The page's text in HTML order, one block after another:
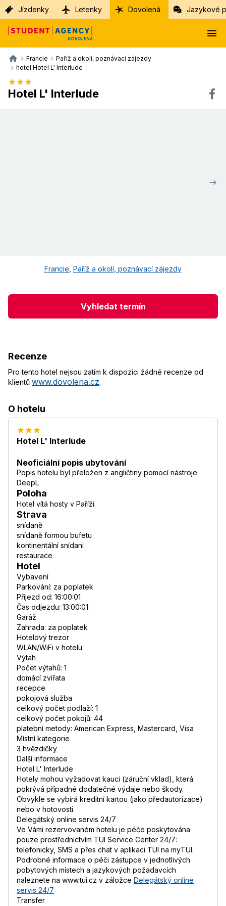
Jízdenky Letenky Dovolená Jazykové
Francie
Paříž a okolí, poznávací zájezdy
hotel Hotel L' Interlude
Hotel L' Interlude
Francie Paříž a okolí, poznávací zájezdy
Vyhledat termín
Recenze
Pro tento hotel nejsou zatím k dispozici žádné recenze od
klientů www.dovolena.cz.
O hotelu
Hotel L' Interlude
Neoficiální popis ubytování
Popis hotelu byl přeložen z angličtiny pomocí nástroje
DeepL
Poloha
Hotel vítá hosty v Paříži.
Strava
snídaně
snídaně formou bufetu
kontinentální snídani
restaurace
Hotel
Vybavení
Parkování: za poplatek
Příjezd od: 16:00:01
Čas odjezdu: 13:00:01
Garáž
Zahrada: za poplatek
Hotelový trezor
WLAN/WiFi v hotelu
Výtah
Počet výtahů: 1
domácí zvířata
recepce
pokojová služba
celkový počet podlaží: 1
celkový počet pokojů: 44
platební metody: American Express, Mastercard, Visa
Místní kategorie
3 hvězdičky
Další informace
Hotel L' Interlude
Hotely mohou vyžadovat kauci (záruční vklad), která
pokrývá případné dodatečné výdaje nebo škody.
Obvykle se vybírá kreditní kartou (jako předautorizace)
nebo v hotovosti.
Delegátský online servis 24/7
Ve Vámi rezervovaném hotelu je péče poskytována
pouze prostřednictvím TUI Service Center 24/7:
telefonicky, SMS a přes chat v aplikaci TUI na myTUI.
Podrobné informace o péči zástupce v jednotlivých
pobytových místech a jazykových požadavcích
naleznete na www.tui.cz v záložce Delegátský online
servis 24/7
Transfer